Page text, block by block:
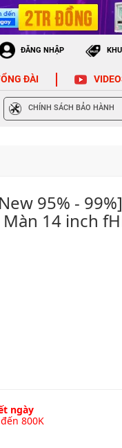
ĐĂNG NHẬP
ĐÀI
CHÍNH SÁCH BẢO HÀNH
95% -
Màn 14 inch
ngày
800K